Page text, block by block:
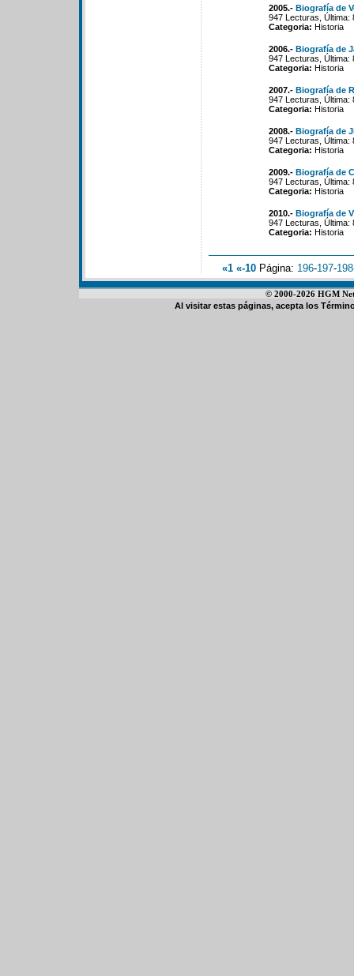
2005.- Biografía de
947 Lecturas, Última:
Categoria: Historia
2006.- Biografía de
947 Lecturas, Última:
Categoria: Historia
2007.- Biografía de
947 Lecturas, Última:
Categoria: Historia
2008.- Biografía de
947 Lecturas, Última:
Categoria: Historia
2009.- Biografía de
947 Lecturas, Última:
Categoria: Historia
2010.- Biografía de
947 Lecturas, Última:
Categoria: Historia
«1 «-10 Página: 196-197-198
© 2000-2026 HGM
Al visitar estas páginas, acepta los